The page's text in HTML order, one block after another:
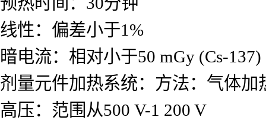
线性：偏差小于1%
暗电流：相对小于50 mGy (Cs-137)
剂量元件加热系统：方法：气体加
高压：范围从500 V-1 200 V